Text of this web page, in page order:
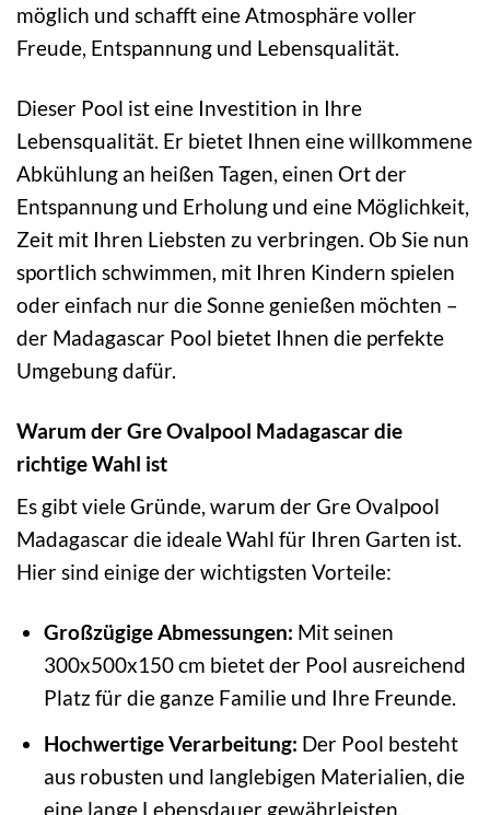
möglich und schafft eine Atmosphäre voller
Freude, Entspannung und Lebensqualität.
Dieser Pool ist eine Investition in Ihre
Lebensqualität. Er bietet Ihnen eine willkommene
Abkühlung an heißen Tagen, einen Ort der
Entspannung und Erholung und eine Möglichkeit,
Zeit mit Ihren Liebsten zu verbringen. Ob Sie nun
sportlich schwimmen, mit Ihren Kindern spielen
oder einfach nur die Sonne genießen möchten –
der Madagascar Pool bietet Ihnen die perfekte
Umgebung dafür.
Warum der Gre Ovalpool Madagascar die
richtige Wahl ist
Es gibt viele Gründe, warum der Gre Ovalpool
Madagascar die ideale Wahl für Ihren Garten ist.
Hier sind einige der wichtigsten Vorteile:
Großzügige Abmessungen: Mit seinen
300x500x150 cm bietet der Pool ausreichend
Platz für die ganze Familie und Ihre Freunde.
Hochwertige Verarbeitung: Der Pool besteht
aus robusten und langlebigen Materialien, die
eine lange Lebensdauer gewährleisten.